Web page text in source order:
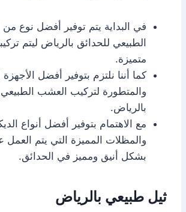
في البداية يتم توفير أفضل نوع
الطبيعي للحدائق بالرياض ليتم
متميزة.
كما أننا نلتزم بتوفير أفضل الأجهزة
والمتطورة لتركيب العشب الطبيعي
بالرياض.
مع الاهتمام بتوفير أفضل أنواع
والمظلات المميزة التي يتم العمل
بشكل أنيق ومميز في الحدائق.
ثيل طبيعي بالرياض